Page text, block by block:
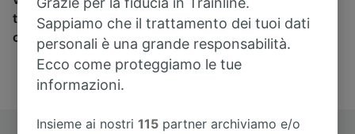
trovare i biglietti per viaggiare con oltre 170
compagnie ferroviarie e dei pullman.
Sappiamo che il trattamento dei tuoi dati
personali è una grande responsabilità.
Ecco come proteggiamo le tue
informazioni.
Insieme ai nostri115 partner archiviamo e/o